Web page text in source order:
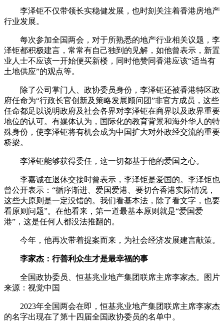
李泽钜不仅带领长实稳健发展，也时刻关注着香港房地产
行业发展。
每次参加全国两会，对于所熟悉的地产行业相关议题，李
泽钜都积极建言，常常有自己独到的见解，如他曾表示，新置
业人士不应该一开始便买新楼，同时他赞同香港应该“适当有
土地供应”的观点等。
除了公司掌门人、政协委员身份，李泽钜还被香港特区政
府任命为“行政长官创新及策略发展顾问团”非官方成员，这些
任命都足以说明政府及社会各界对李泽钜在商界以及政界重要
地位的认可。有媒体认为，国际化的教育背景和海外华人的特
殊身份，使李泽钜将有机会成为中国扩大对外政经交流的重要
桥梁。
李泽钜能够获得委任，这一切都基于他的爱国之心。
李嘉诚在退休交接时曾表示，李泽钜是爱国的。李泽钜也
曾公开表示：“循序渐进、爱国爱港、要切合香港实际情况，
这些大原则是一定没错的。我们看基本法，除了看文字，也要
看原则问题”。在他看来，第一道最基本原则就是“爱国爱
港”，这是任何人都没法推翻的。
今年，他再次带着提案而来，为社会经济发展建言献策。
李家杰：行善利众生才是最幸福的事
全国政协委员、恒基兆业地产集团联席主席李家杰。图片
来源：视觉中国
2023年全国两会在即，恒基兆业地产集团联席主席李家杰
的名字出现在了第十四届全国政协委员的名单中。